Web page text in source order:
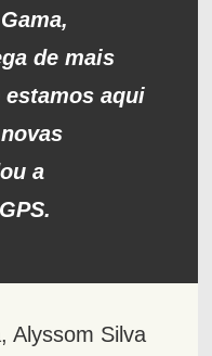
de mais
aqui
a
Alyssom Silva